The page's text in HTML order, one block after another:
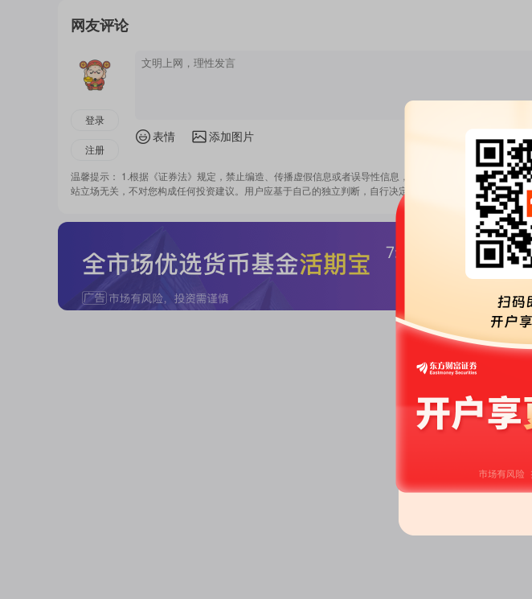
网友评论
登录
注册
表情 添加图片
温馨提示： 1.根据《证券法》规定，禁止编造、传播虚假信息或者误导性信息，扰乱证券市场；2.用户在本
站立场无关，不对您构成任何投资建议。用户应基于自己的独立判断，自行决定证券投资并承担相应风险。